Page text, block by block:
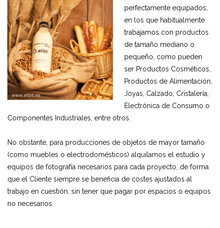
perfectamente equipados,
en los que habitualmente
trabajamos con productos
de tamaño mediano o
pequeño, como pueden
ser Productos Cosméticos,
Productos de Alimentación,
Joyas, Calzado, Cristalería,
Electrónica de Consumo o
Componentes Industriales, entre otros.
No obstante, para producciones de objetos de mayor tamaño
(como muebles o electrodomésticos) alquilamos el estudio y
equipos de fotografía necesarios para cada proyecto, de forma
que el Cliente siempre se beneficia de costes ajustados al
trabajo en cuestión, sin tener que pagar por espacios o equipos
no necesarios.